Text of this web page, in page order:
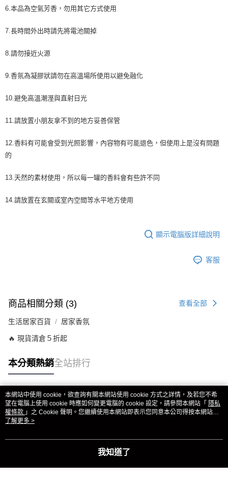
6.本品為空氣芳香，勿用其它方式使用
7.長時間外出時請先將電池關掉
8.請勿接近火源
9.香氛為凝膠狀請勿在高溫場所使用以避免融化
10.避免高溫潮溼與直射日光
11.請放置小朋友拿不到的地方妥善保管
12.香料有可能會受到光照影響，內容物有可能退色，但使用上是沒有問題
的
13.天然的素材使用，所以每一罐的香料會有些許不同
14.請放置在玄關或室內空間等水平地方使用
顯示電腦版詳細說明
客服
商品相關分類 (3) 查看全部
生活居家百貨 居家香氛
🔥 現貨清倉５折起
本分類熱銷全站排行
熱門標籤
本網站中使用 cookie，欲查詢有關本網站使用 cookie 方式之詳情，及若您不希
望在電腦上使用 cookie 時應如何變更電腦的 cookie 設定，請參閱本網站「 隱私
權條款 」之 Cookie 聲明。您繼續使用本網站即表示您同意本公司得按本網站使
用條款之 Cookie 聲明使用 cookie。
了解更多 >
我知道了